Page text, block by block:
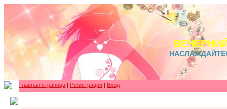
Главная страница | Регистрация | Вход